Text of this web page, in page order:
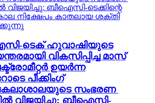
ടെക് ഹുവാഷിയുടെ
വികസിപ്പിച്ച മാസ്
ഉയർന്ന
പീക്കിംഗ്
സംഭരണ
വിജയിച്ചു: ബീഐസി-